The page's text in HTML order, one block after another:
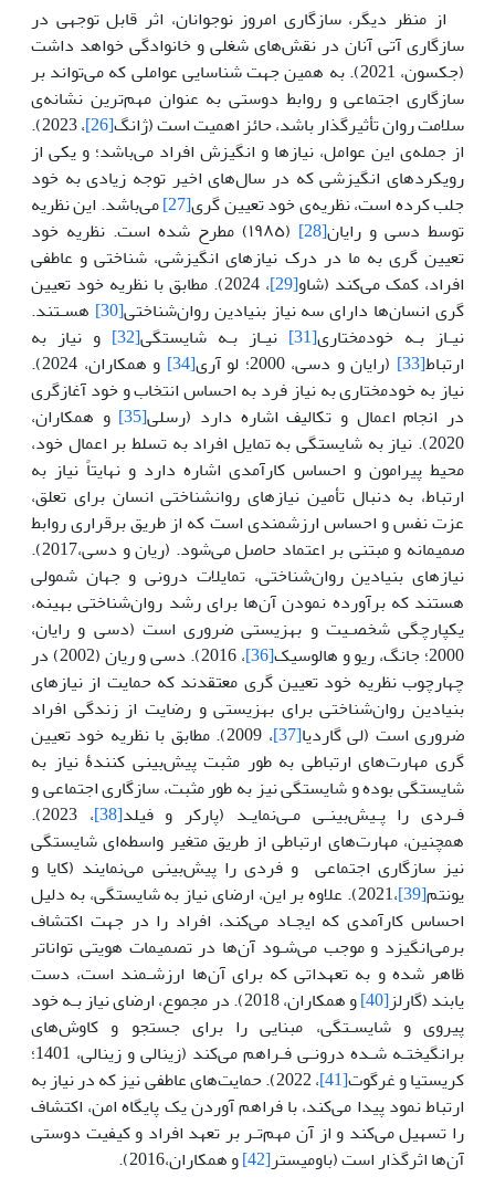
از منظر دیگر، سازگاری امروز نوجوانان، اثر قابل‌ توجهی‌ در
سازگاری آتی‌ آنان در نقش‌های شغلی‌ و خانوادگی‌ خواهد داشت
(جکسون، 2021)‌. به‌ همین‌ جهت‌ شناسایی‌ عواملی‌ که‌ می‌تواند بر
سازگاری اجتماعی و روابط دوستی به‌ عنوان مهم‌ترین‌ نشانه‌ی
سلامت‌ روان تأثیرگذار باشد، حائز اهمیت‌ است (ژانگ[26]
، 2023)‌.
از جمله‌ی این‌ عوامل‌، نیازها و انگیزش افراد می‌باشد؛ و یکی‌ از
رویکردهای انگیزشی‌ که‌ در سال‌های اخیر توجه‌ زیادی به‌ خود
جلب‌ کرده است‌، نظریه‌ی خود تعیین گری[27]
می‌باشد. این‌ نظریه‌
توسط‌ دسی‌ و رایان[28]
(١٩٨٥) مطرح شده است‌. نظریه خود
تعیین گری به ما در درک نیازهای انگیزشی، شناختی و عاطفی
افراد، کمک می‌کند (شاو[29]
، 2024). مطابق‌ با نظریه‌ خود تعیین
گری ‌انسان‌ها دارای سه‌ نیاز بنیادین‌ روان‌شناختی[30]
هسـتند.
نیـاز بـه‌ خودمختاری[31] نیـاز بـه‌ شایستگی[32]
و نیاز به‌
ارتباط[33] (رایان و دسی، 2000؛ لو آری [34]
و همکاران، 2024).
نیاز به‌ خودمختاری به نیاز فرد به احساس انتخاب و خود آغازگری
در انجام اعمال و تکالیف اشاره دارد (رسلی[35]
و همکاران،
2020). نیاز به‌ شایستگی‌ به‌ تمایل‌ افراد به‌ تسلط‌ بر اعمال خود،
محیط‌ پیرامون و احساس کارآمدی اشاره دارد و نهایتاً نیاز به
ارتباط، به دنبال تأمین نیازهای روانشناختی انسان برای تعلق،
عزت نفس و احساس ارزشمندی است که از طریق برقراری روابط
صمیمانه و مبتنی بر اعتماد حاصل می‌شود. (ریان و دسی،2017).
نیازهای بنیادین‌ روان‌شناختی، تمایلات درونی‌ و جهان شمولی‌
هستند که‌ برآورده نمودن آن‌ها برای رشد روان‌شناختی بهینه‌،
یکپارچگی‌ شخصـیت‌ و بهزیستی‌ ضروری است‌ (دسی‌ و رایان،
2000؛ جانگ، ریو و هالوسیک
[36]
، 2016). دسی و ریان (2002) در
چهارچوب نظریه خود تعیین گری معتقدند که حمایت از نیازهای
بنیادین روان‌شناختی برای بهزیستی و رضایت از زندگی افراد
ضروری است (لی گاردیا[37]
، 2009). مطابق‌ با نظریه‌ خود تعیین
گری مهارت‌های ارتباطی به طور مثبت پیش‌بینی کنندۀ نیاز به
شایستگی‌ بوده و شایستگی‌ نیز به‌ طور مثبت‌، سازگاری اجتماعی و
فـردی را پـیش‌بینـی‌ مـی‌نمایـد (پارکر و فیلد[38]
، 2023).
همچنین‌، مهارت‌های ارتباطی‌ از طریق‌ متغیر واسطه‌ای شایستگی‌
نیز سازگاری اجتماعی ‌ و فردی را پیش‌بینی‌ می‌نمایند (کایا و
یونتم[39]
،2021). علاوه بر این‌، ارضای نیاز به‌ شایستگی‌، به دلیل‌
احساس کارآمدی که‌ ایجـاد می‌کند، افراد را در جهت‌ اکتشاف
برمی‌انگیزد و موجب‌ می‌شـود آن‌ها در تصمیمات هویتی‌ تواناتر
ظاهر شده و به‌ تعهداتی‌ که‌ برای آن‌ها ارزشـمند است‌، دست‌
یابند (گارلز[40]
و همکاران، 2018). در مجموع، ارضای نیاز بـه‌ خود
پیروی و شایسـتگی‌، مبنایی‌ را برای جستجو و کاوش‌های
برانگیختـه‌ شـده درونـی‌ فـراهم‌ می‌کند (زینالی و زینالی، 1401؛
کریستیا و غرگوت[41]
، 2022). حمایت‌های عاطفی‌ نیز که‌ در نیاز به‌
ارتباط نمود پیدا می‌کند، با فراهم‌ آوردن یک‌ پایگاه امن‌، اکتشاف
را تسهیل‌ می‌کند و از آن مهم‌تـر بر تعهد افراد و کیفیت دوستی
آن‌ها اثرگذار است‌ (باومیستر[42]
و همکاران،2016).